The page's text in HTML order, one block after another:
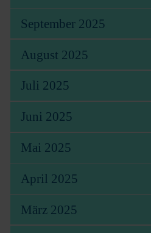
September 2025
August 2025
Juli 2025
Juni 2025
Mai 2025
April 2025
März 2025